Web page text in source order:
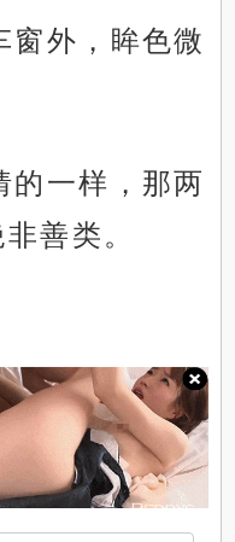
窗外，眸色微
的一样，那两
善类。